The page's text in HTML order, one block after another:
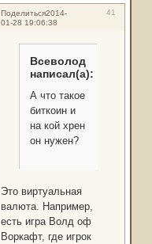
Поделиться 41
2014-
01-28 19:06:38
Всеволод
написал(а):
А что такое
биткоин и
на кой хрен
он нужен?
Это виртуальная
валюта. Например,
есть игра Волд оф
Воркафт, где игрок